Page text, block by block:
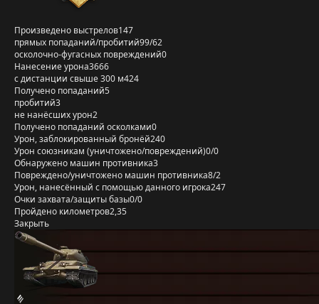
Произведено выстрелов147
прямых попаданий/пробитий99/62
осколочно-фугасных повреждений0
Нанесение урона3666
с дистанции свыше 300 м424
Получено попаданий5
пробитий3
не нанёсших урон2
Получено попаданий осколками0
Урон, заблокированный бронёй240
Урон союзникам (уничтожено/повреждений)0/0
Обнаружено машин противника3
Повреждено/уничтожено машин противника8/2
Урон, нанесённый с помощью данного игрока247
Очки захвата/защиты базы0/0
Пройдено километров2,35
Закрыть